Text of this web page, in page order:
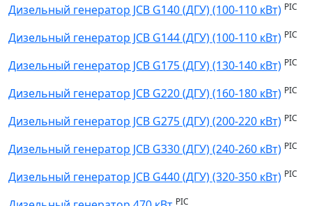
Дизельный генератор JCB G140 (ДГУ) (100-110 кВт) PIC
Дизельный генератор JCB G144 (ДГУ) (100-110 кВт) PIC
Дизельный генератор JCB G175 (ДГУ) (130-140 кВт) PIC
Дизельный генератор JCB G220 (ДГУ) (160-180 кВт) PIC
Дизельный генератор JCB G275 (ДГУ) (200-220 кВт) PIC
Дизельный генератор JCB G330 (ДГУ) (240-260 кВт) PIC
Дизельный генератор JCB G440 (ДГУ) (320-350 кВт) PIC
PIC